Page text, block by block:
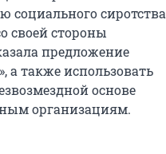
сиротства
своей стороны
предложение
а также использовать
основе
организациям.